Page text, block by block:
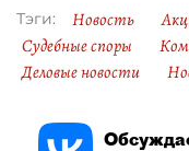
Тэги: Новость
Судебные споры
Деловые новости